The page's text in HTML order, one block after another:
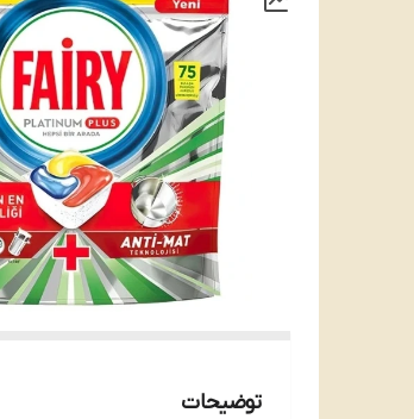
توضیحات